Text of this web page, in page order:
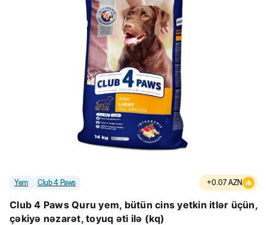
Yem Club 4 Paws +0.07 AZN
Club 4 Paws Quru yem, bütün cins yetkin itlər üçün,
çəkiyə nəzarət, toyuq əti ilə (kq)